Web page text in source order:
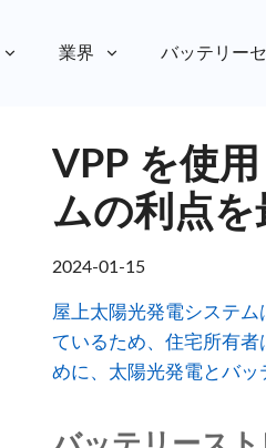
業界 バッテリー
VPP を使
ムの利点を
2024-01-15
屋上太陽光発電システ
ているため、住宅所有
めに、太陽光発電とバッ